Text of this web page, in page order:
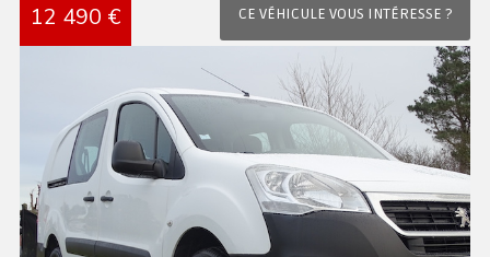
12 490 € CE VÉHICULE VOUS INTÉRESSE ?